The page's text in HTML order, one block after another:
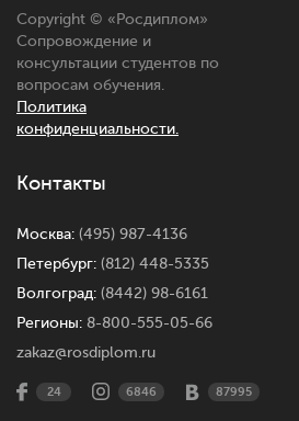
Copyright © « Росдиплом»
Сопровождение и
консультации студентов по
вопросам обучения.
Политика
конфиденциальности.
Контакты
Москва: (495) 987-4136
Петербург: (812) 448-5335
Волгоград: (8442) 98-6161
Регионы: 8-800-555-05-66
zakaz@rosdiplom.ru
24 6846 87995